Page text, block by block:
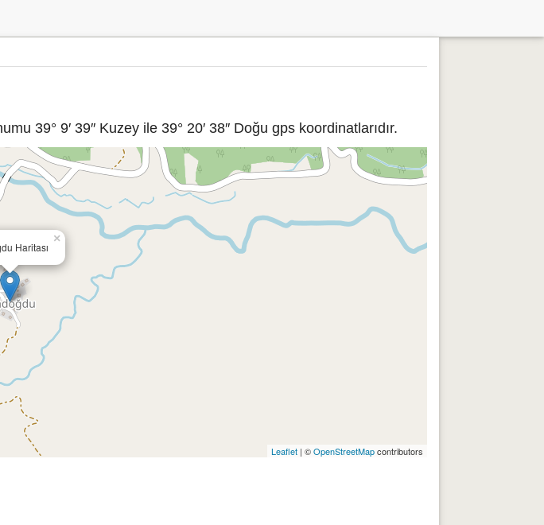
39° 9′ 39″ Kuzey ile 39° 20′ 38″ Doğu gps koordinatlarıdır.
Haritası
×
Leaflet | ©OpenStreetMapcontributors